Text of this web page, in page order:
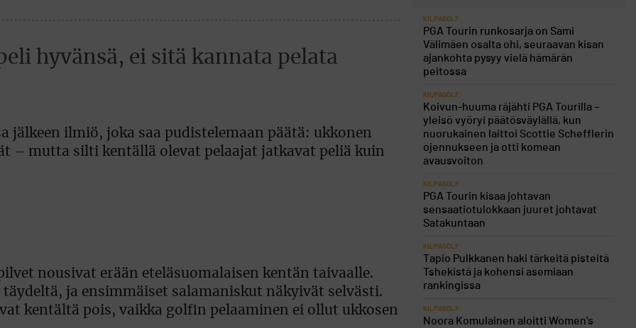
hyvänsä, ei sitä kannata pelata
jälkeen ilmiö, joka saa pudistelemaan päätä: ukkonen
– mutta silti kentällä olevat pelaajat jatkavat peliä kuin
nousivat erään eteläsuomalaisen kentän taivaalle.
ja ensimmäiset salamaniskut näkyivät selvästi.
kentältä pois, vaikka golfin pelaaminen ei ollut ukkosen
KILPAGOLF
PGA Tourin runkosarja on Sami
Välimäen osalta ohi, seuraavan kisan
ajankohta pysyy vielä hämärän
peitossa
KILPAGOLF
Koivun-huuma räjähti PGA Tourilla –
yleisö vyöryi päätösväylällä, kun
nuorukainen laittoi Scottie Schefflerin
ojennukseen ja otti komean
avausvoiton
KILPAGOLF
PGA Tourin kisaa johtavan
sensaatiotulokkaan juuret johtavat
Satakuntaan
KILPAGOLF
Tapio Pulkkanen haki tärkeitä pisteitä
Tshekistä ja kohensi asemiaan
rankingissa
KILPAGOLF
Noora Komulainen aloitti Women’s